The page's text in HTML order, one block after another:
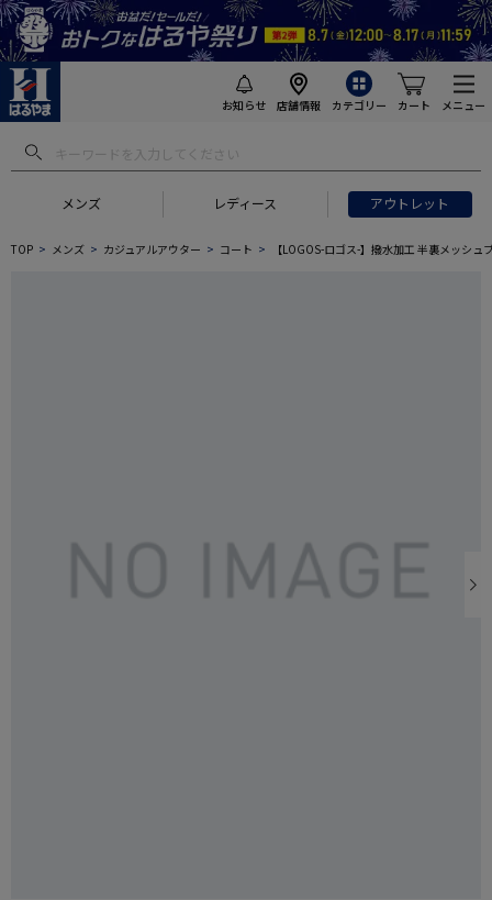
お知らせ 店舗情報 カテゴリー カート メニュー
メンズ レディース アウトレット
TOP メンズ カジュアルアウター コート 【LOGOS-ロゴス-】撥水加工 半裏メッシ